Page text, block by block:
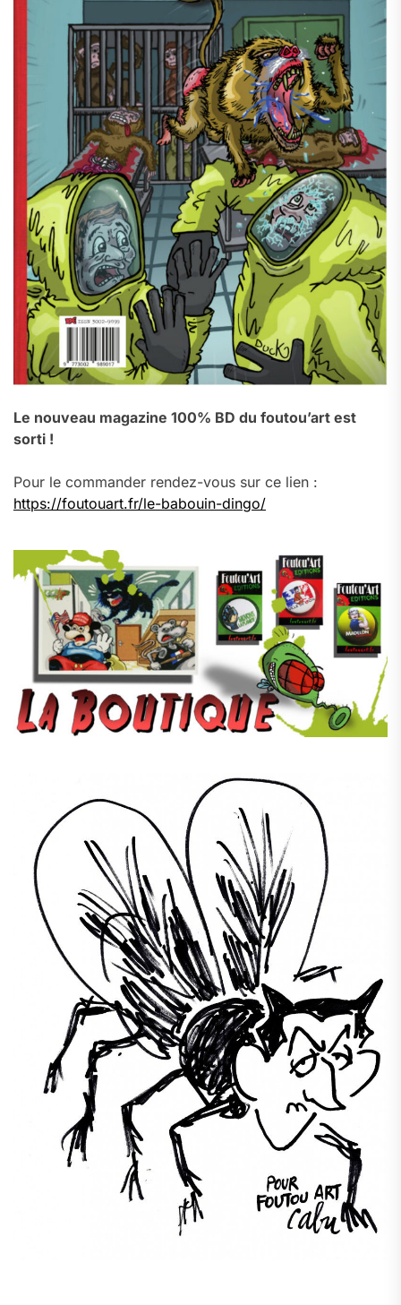
Le nouveau magazine 100% BD du foutou’art est
sorti !
Pour le commander rendez-vous sur ce lien :
https://foutouart.fr/le-babouin-dingo/